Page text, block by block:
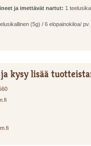
ja imettävät nartut: 1
(5g) / 6 elopainokiloa/ pv.
kysy lisää